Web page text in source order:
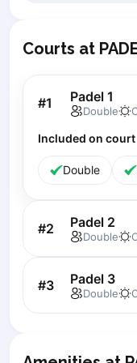
Poznan
Pruszcz Gdański
Pszczyna
Siedlce
Stalowa Wola
Szczecin
Torun
Trabki Wielkie
Tychy
Warsaw
Wroclaw
Courts at
#1 Padel 1
Double
Included on court
Double
#2 Padel 2
Double
#3 Padel 3
Double